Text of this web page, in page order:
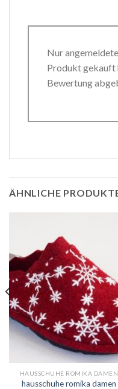
Nur
Produkt gekauft
Bewertung
ÄHNLICHE
HAUSSCHUHE ROMIKA DAMEN
hausschuhe romika damen